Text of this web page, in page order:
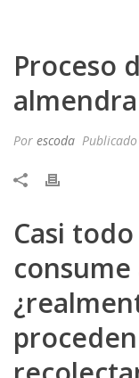
Proceso
almendra
Por escoda Publicado
Casi